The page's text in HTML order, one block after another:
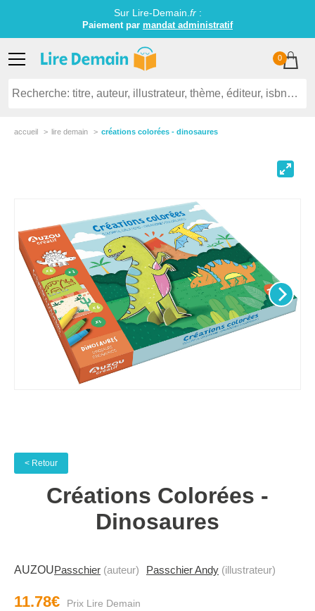
Sur Lire-Demain. fr:
Paiement par mandat administratif
0
accueil lire demain créations colorées - dinosaures
< Retour
Créations Colorées -
Dinosaures
AUZOUPasschier (auteur) Passchier Andy (illustrateur)
11.78€